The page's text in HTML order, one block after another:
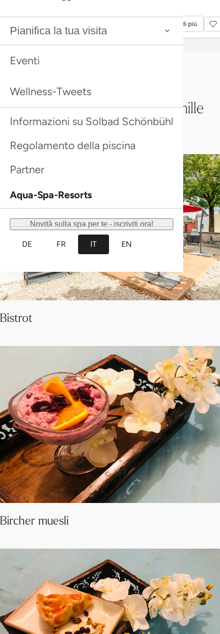
Scopri di più
Pianifica la tua visita
Eventi
Wellness-Tweets
Informazioni su Solbad Schönbühl
Regolamento della piscina
Partner
Aqua-Spa-Resorts
Novità sulla spa per te - iscriviti ora!
DE FR IT EN
completamente rilassato.
Il Bistrot è aperto al pubblico e serve piatti caldi fino alle 21.00.
Le immagini dicono più di mille
parole
Bistrot
Bircher muesli